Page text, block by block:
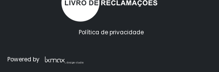
Política de privacidade
Powered by